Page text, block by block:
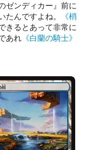
ゼンディカー』前に
んですよね。
《梢
きるとあって非常に
あれ 《白蘭の騎士》